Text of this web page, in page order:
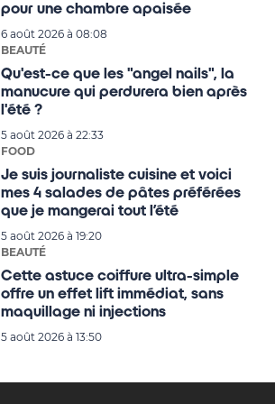
pour une chambre apaisée
6 août 2026 à 08:08
BEAUTÉ
Qu'est-ce que les "angel nails", la
manucure qui perdurera bien après
l'été ?
5 août 2026 à 22:33
FOOD
Je suis journaliste cuisine et voici
mes 4 salades de pâtes préférées
que je mangerai tout l’été
5 août 2026 à 19:20
BEAUTÉ
Cette astuce coiffure ultra-simple
offre un effet lift immédiat, sans
maquillage ni injections
5 août 2026 à 13:50